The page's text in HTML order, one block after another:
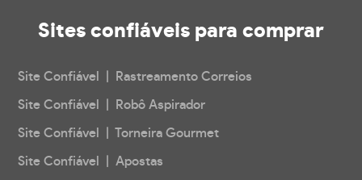
Sites confiáveis para comprar
Site Confiável | Rastreamento Correios
Site Confiável | Robô Aspirador
Site Confiável | Torneira Gourmet
Site Confiável | Apostas